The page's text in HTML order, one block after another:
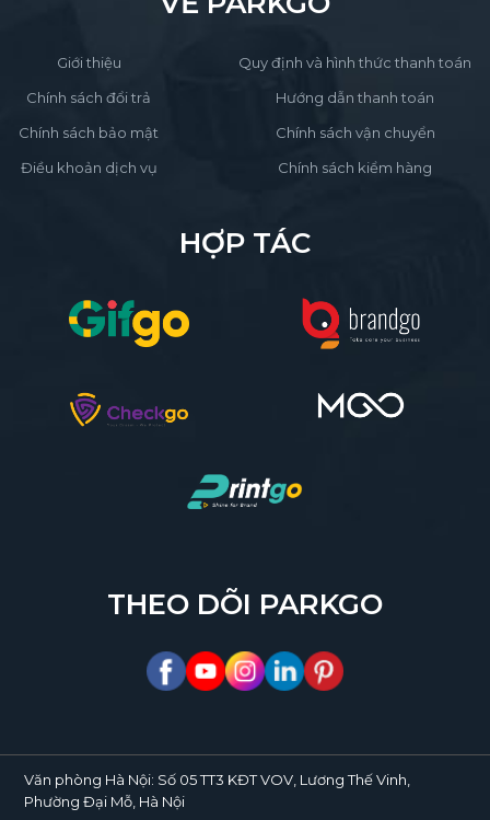
Giới thiệu
Chính sách đổi trả
Chính sách bảo mật
Điều khoản dịch vụ
Quy định và hình thức thanh toán
Hướng dẫn thanh toán
Chính sách vận chuyển
Chính sách kiểm hàng
HỢP TÁC
THEO DÕI PARKGO
Văn phòng Hà Nội: Số 05 TT3 KĐT VOV, Lương Thế Vinh,
Phường Đại Mỗ, Hà Nội